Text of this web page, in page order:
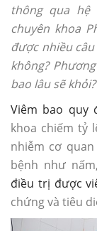
thông qua
chuyên khoa
được nhiều
không?
bao lâu sẽ khỏi?
Viêm bao quy
khoa chiếm tỷ
nhiễm cơ
bệnh như
điều trị được
chứng và tiêu